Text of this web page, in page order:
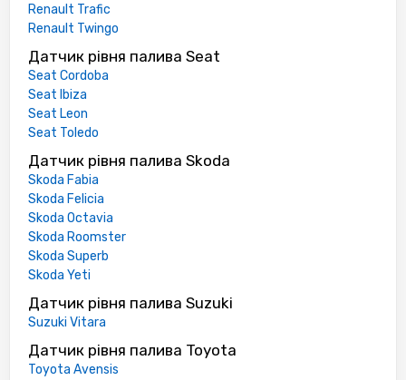
Renault Trafic
Renault Twingo
Датчик рівня палива Seat
Seat Cordoba
Seat Ibiza
Seat Leon
Seat Toledo
Датчик рівня палива Skoda
Skoda Fabia
Skoda Felicia
Skoda Octavia
Skoda Roomster
Skoda Superb
Skoda Yeti
Датчик рівня палива Suzuki
Suzuki Vitara
Датчик рівня палива Toyota
Toyota Avensis